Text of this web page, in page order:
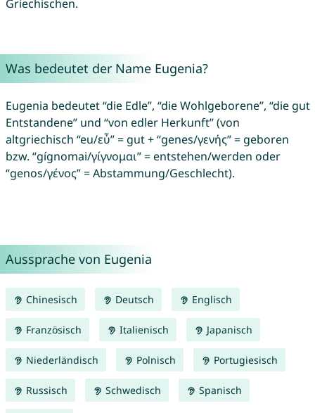
Griechischen.
Was bedeutet der Name Eugenia?
Eugenia bedeutet “die Edle”, “die Wohlgeborene”, “die gut
Entstandene” und “von edler Herkunft” (von
altgriechisch “eu/εὖ” = gut + “genes/γενής” = geboren
bzw. “gígnomai/γίγνομαι” = entstehen/werden oder
“genos/γένος” = Abstammung/Geschlecht).
Aussprache von Eugenia
Chinesisch Deutsch Englisch
Französisch Italienisch Japanisch
Niederländisch Polnisch Portugiesisch
Russisch Schwedisch Spanisch